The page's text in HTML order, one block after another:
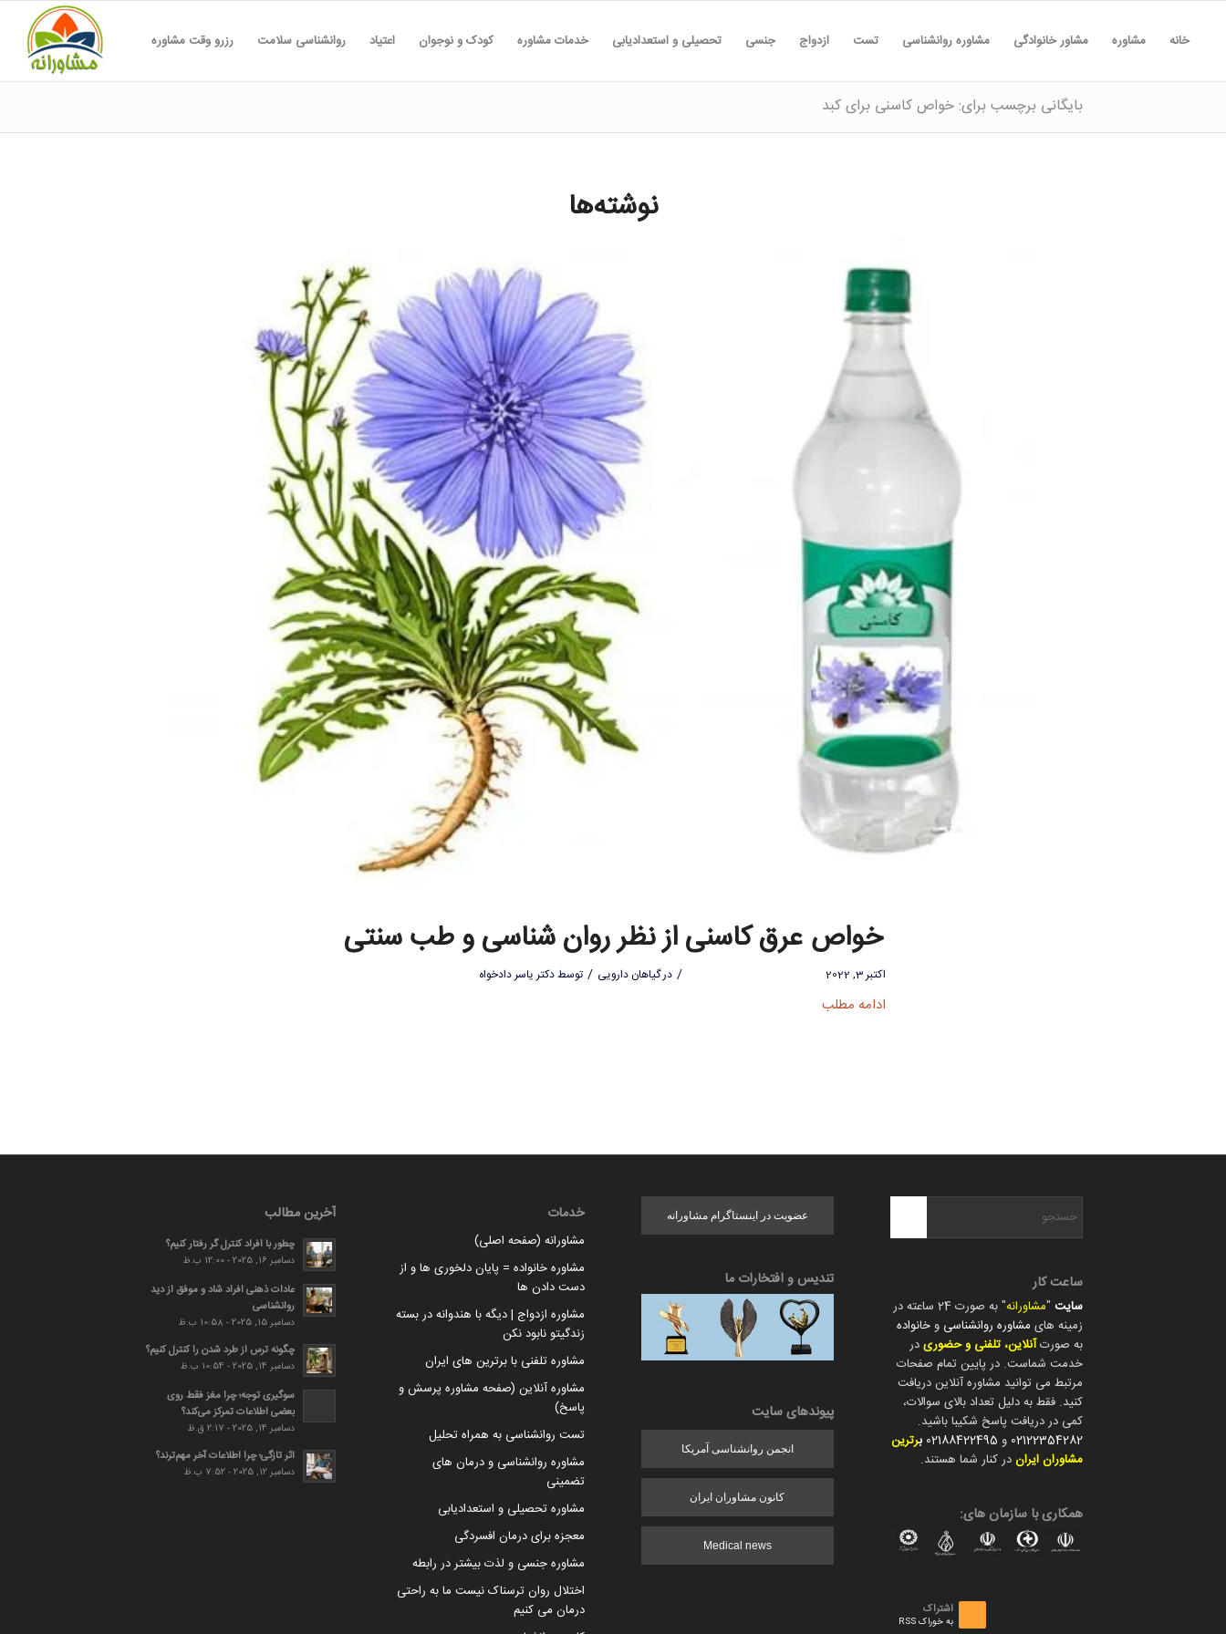
خانه مشاوره مشاور خانوادگی مشاوره روانشناسی تست ازدواج جنسی تحصیلی و استعدادیابی خدمات مشاوره کودک و نوجوان اعتیاد روانشناسی سلامت رزرو وقت مشاوره
بایگانی برچسب برای: خواص کاسنی برای کبد
نوشته‌ها
خواص عرق کاسنی از نظر روان شناسی و طب سنتی
اکتبر 3, 2022 / درگیاهان دارویی / توسطدکتر یاسر دادخواه
ادامه مطلب
ساعت کار
سایت "مشاورانه
" به صورت 24 ساعته در
زمینه های مشاوره روانشناسی و خانواده
به صورتآنلاین، تلفنی و حضوریدر
خدمت شماست. در پایین تمام صفحات
مرتبط می توانید مشاوره آنلاین دریافت
کنید. فقط به دلیل تعداد بالای سوالات،
کمی در دریافت پاسخ شکیبا باشید.
02122354282 و 02188422495 برترین
مشاوران ایراندر کنار شما هستند.
همکاری با سازمان های:
اشتراک
به خوراک RSS
عضویت در اینستاگرام مشاورانه
تندیس و افتخارات ما
پیوندهای سایت
انجمن روانشناسی آمریکا
کانون مشاوران ایران
Medical news
خدمات
مشاورانه (صفحه اصلی)
مشاوره خانواده = پایان دلخوری ها و از
دست دادن ها
مشاوره ازدواج | دیگه با هندوانه در بسته
زندگیتو نابود نکن
مشاوره تلفنی با برترین های ایران
مشاوره آنلاین (صفحه مشاوره پرسش و
پاسخ)
تست روانشناسی به همراه تحلیل
مشاوره روانشناسی و درمان های
تضمینی
مشاوره تحصیلی و استعدادیابی
معجزه برای درمان افسردگی
مشاوره جنسی و لذت بیشتر در رابطه
اختلال روان ترسناک نیست ما به راحتی
درمان می کنیم
آخرین مطالب
چطور با افراد کنترل گر رفتار کنیم؟
دسامبر 16, 2025 - 12:00 ب.ظ
عادات ذهنی افراد شاد و موفق از دید
روانشناسی
دسامبر 15, 2025 - 10:58 ب.ظ
چگونه ترس از طرد شدن را کنترل کنیم؟
دسامبر 14, 2025 - 10:54 ب.ظ
سوگیری توجه؛ چرا مغز فقط روی
بعضی اطلاعات تمرکز می‌کند؟
دسامبر 14, 2025 - 2:17 ق.ظ
اثر تازگی؛ چرا اطلاعات آخر مهم‌ترند؟
دسامبر 12, 2025 - 7:52 ب.ظ